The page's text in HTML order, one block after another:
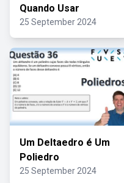
Quando Usar
25 September 2024
Um Deltaedro é Um
Poliedro
25 September 2024